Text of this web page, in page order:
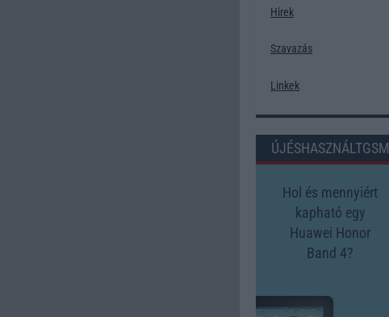
Hírek
Szavazás
Linkek
ÚJÉSHASZNÁLTGSM
Hol és mennyiért
kapható egy
Huawei Honor
Band 4?